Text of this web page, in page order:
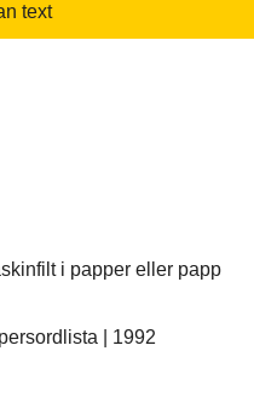
text
i papper eller papp
| 1992